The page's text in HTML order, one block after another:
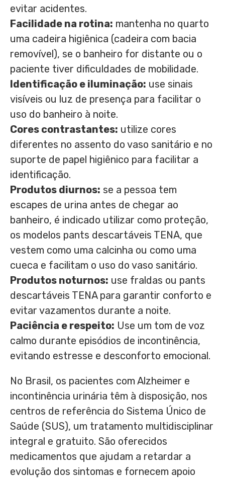
evitar acidentes.
Facilidade na rotina: mantenha no quarto
uma cadeira higiênica (cadeira com bacia
removível), se o banheiro for distante ou o
paciente tiver dificuldades de mobilidade.
Identificação e iluminação: use sinais
visíveis ou luz de presença para facilitar o
uso do banheiro à noite.
Cores contrastantes: utilize cores
diferentes no assento do vaso sanitário e no
suporte de papel higiênico para facilitar a
identificação.
Produtos diurnos: se a pessoa tem
escapes de urina antes de chegar ao
banheiro, é indicado utilizar como proteção,
os modelos pants descartáveis TENA, que
vestem como uma calcinha ou como uma
cueca e facilitam o uso do vaso sanitário.
Produtos noturnos: use fraldas ou pants
descartáveis TENA para garantir conforto e
evitar vazamentos durante a noite.
Paciência e respeito: Use um tom de voz
calmo durante episódios de incontinência,
evitando estresse e desconforto emocional.
No Brasil, os pacientes com Alzheimer e
incontinência urinária têm à disposição, nos
centros de referência do Sistema Único de
Saúde (SUS), um tratamento multidisciplinar
integral e gratuito. São oferecidos
medicamentos que ajudam a retardar a
evolução dos sintomas e fornecem apoio